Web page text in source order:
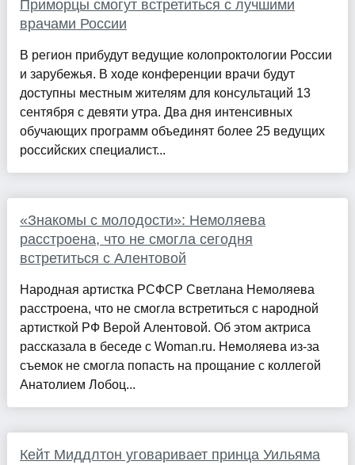
Приморцы смогут встретиться с лучшими
врачами России
В регион прибудут ведущие колопроктологии России
и зарубежья. В ходе конференции врачи будут
доступны местным жителям для консультаций 13
сентября с девяти утра. Два дня интенсивных
обучающих программ объединят более 25 ведущих
российских специалист...
«Знакомы с молодости»: Немоляева
расстроена, что не смогла сегодня
встретиться с Алентовой
Народная артистка РСФСР Светлана Немоляева
расстроена, что не смогла встретиться с народной
артисткой РФ Верой Алентовой. Об этом актриса
рассказала в беседе с Woman.ru. Немоляева из-за
съемок не смогла попасть на прощание с коллегой
Анатолием Лобоц...
Кейт Миддлтон уговаривает принца Уильяма